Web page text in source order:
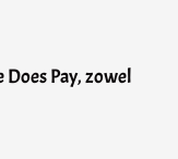
Pay, zowel